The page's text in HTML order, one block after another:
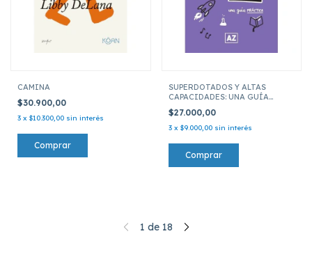
CAMINA
$30.900,00
3 x $10.300,00 sin interés
SUPERDOTADOS Y ALTAS
CAPACIDADES: UNA GUÍA
$27.000,00
3 x $9.000,00 sin interés
1 de 18